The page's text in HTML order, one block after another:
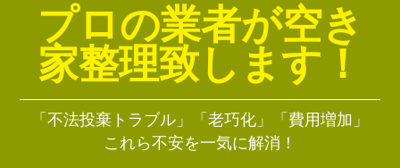
プロの業者が空き
家整理致します！
「不法投棄トラブル」「老巧化」「費用増加」
これら不安を一気に解消！